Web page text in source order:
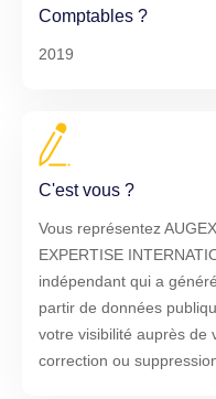
Comptables ?
2019
C'est vous ?
Vous représentez
EXPERTISE
indépendant qui a
partir de données
votre visibilité auprès de
correction ou